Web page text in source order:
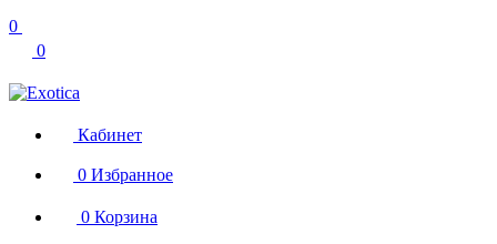
0
0
Кабинет
0 Избранное
0 Корзина